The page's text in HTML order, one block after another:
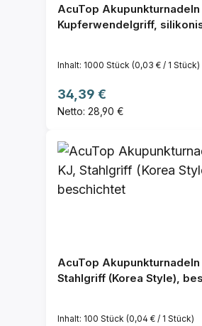
AcuTop Akupunkturnadeln
Kupferwendelgriff,
Inhalt: 1000 Stück (0,03 € / 1 Stück)
Regulärer Preis:
34,39 €
Netto: 28,90 €
AcuTop Akupunkturnadeln
Stahlgriff (Korea Style),
Inhalt: 100 Stück (0,04 € / 1 Stück)